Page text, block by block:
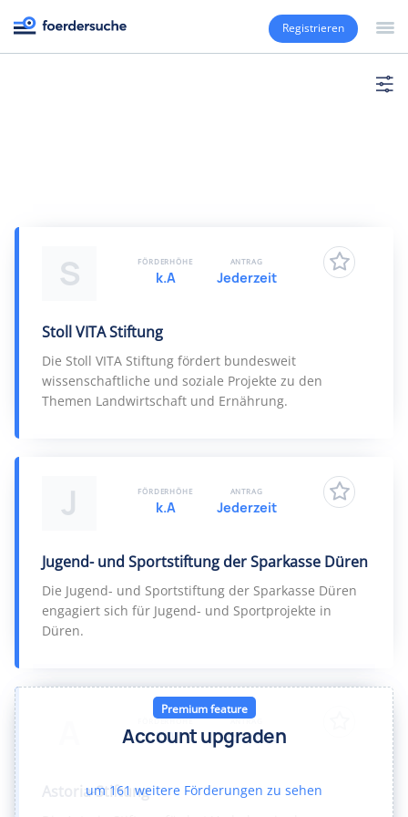
Registrieren
S
Stoll VITA Stiftung
Die Stoll VITA Stiftung fördert bundesweit
wissenschaftliche und soziale Projekte zu den
Themen Landwirtschaft und Ernährung.
FÖRDERHÖHE
k.A
ANTRAG
Jederzeit
J
Jugend- und Sportstiftung der Sparkasse Düren
Die Jugend- und Sportstiftung der Sparkasse Düren
engagiert sich für Jugend- und Sportprojekte in
Düren.
FÖRDERHÖHE
k.A
ANTRAG
Jederzeit
Astoria-Stiftung
FÖRDERHÖHE
k.A
ANTRAG
Jederzeit
Premium feature
Account upgraden
um 161 weitere Förderungen zu sehen